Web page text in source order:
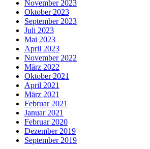
November 2023
Oktober 2023
September 2023
Juli 2023
Mai 2023
April 2023
November 2022
März 2022
Oktober 2021
April 2021
März 2021
Februar 2021
Januar 2021
Februar 2020
Dezember 2019
September 2019